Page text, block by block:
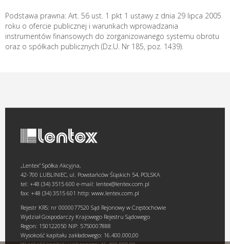
Podstawa prawna: Art. 56 ust. 1 pkt 1 ustawy z dnia 29 lipca 2005
roku o ofercie publicznej i warunkach wprowadzania
instrumentów finansowych do zorganizowanego systemu obrotu
oraz o spółkach publicznych (Dz.U. Nr 185, poz. 1439).
„Lentex” Spółka Akcyjna,
42-700 LUBLINIEC, ul. Powstańców Śląskich 54, POLSKA
tel: +48 (34) 3515 600 e-mail: lentex@lentex.com.pl
fax: +48 (34) 3515 601 http: www.lentex.com.pl
Rejestr KRS: nr 0000077520 Sąd Rejonowy w Częstochowie
Wydział Gospodarczy Krajowego Rejestru Sądowego
Regon: 150122050 NIP: 5750007888
Wysokość kapitału zakładowego: 16.400.000,00